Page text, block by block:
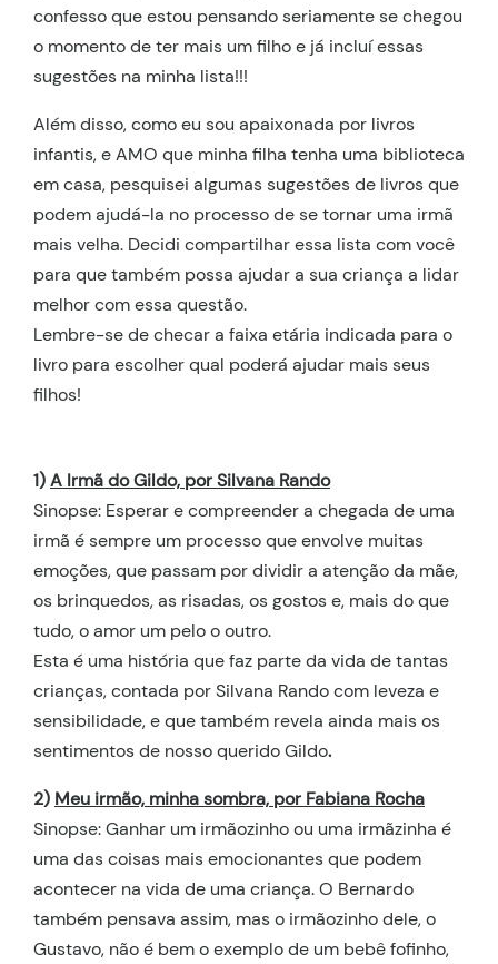
confesso que estou pensando seriamente se chegou
o momento de ter mais um filho e já incluí essas
sugestões na minha lista!!!
Além disso, como eu sou apaixonada por livros
infantis, e AMO que minha filha tenha uma biblioteca
em casa, pesquisei algumas sugestões de livros que
podem ajudá-la no processo de se tornar uma irmã
mais velha. Decidi compartilhar essa lista com você
para que também possa ajudar a sua criança a lidar
melhor com essa questão.
Lembre-se de checar a faixa etária indicada para o
livro para escolher qual poderá ajudar mais seus
filhos!
1)A Irmã do Gildo, por Silvana Rando
Sinopse: Esperar e compreender a chegada de uma
irmã é sempre um processo que envolve muitas
emoções, que passam por dividir a atenção da mãe,
os brinquedos, as risadas, os gostos e, mais do que
tudo, o amor um pelo o outro.
Esta é uma história que faz parte da vida de tantas
crianças, contada por Silvana Rando com leveza e
sensibilidade, e que também revela ainda mais os
sentimentos de nosso querido Gildo.
2) Meu irmão, minha sombra, por Fabiana Rocha
Sinopse: Ganhar um irmãozinho ou uma irmãzinha é
uma das coisas mais emocionantes que podem
acontecer na vida de uma criança. O Bernardo
também pensava assim, mas o irmãozinho dele, o
Gustavo, não é bem o exemplo de um bebê fofinho,